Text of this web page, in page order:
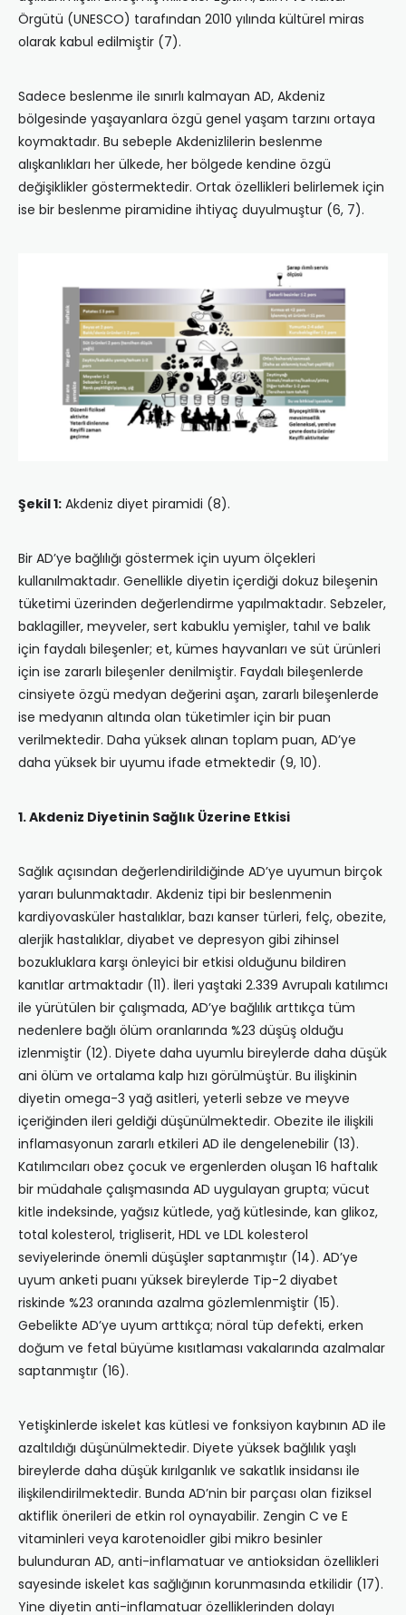
Örgütü (UNESCO) tarafından 2010 yılında kültürel miras
olarak kabul edilmiştir (7).
Sadece beslenme ile sınırlı kalmayan AD, Akdeniz
bölgesinde yaşayanlara özgü genel yaşam tarzını ortaya
koymaktadır. Bu sebeple Akdenizlilerin beslenme
alışkanlıkları her ülkede, her bölgede kendine özgü
değişiklikler göstermektedir. Ortak özellikleri belirlemek için
ise bir beslenme piramidine ihtiyaç duyulmuştur (6, 7).
Şekil 1: Akdeniz diyet piramidi (8).
Bir AD’ye bağlılığı göstermek için uyum ölçekleri
kullanılmaktadır. Genellikle diyetin içerdiği dokuz bileşenin
tüketimi üzerinden değerlendirme yapılmaktadır. Sebzeler,
baklagiller, meyveler, sert kabuklu yemişler, tahıl ve balık
için faydalı bileşenler; et, kümes hayvanları ve süt ürünleri
için ise zararlı bileşenler denilmiştir. Faydalı bileşenlerde
cinsiyete özgü medyan değerini aşan, zararlı bileşenlerde
ise medyanın altında olan tüketimler için bir puan
verilmektedir. Daha yüksek alınan toplam puan, AD’ye
daha yüksek bir uyumu ifade etmektedir (9, 10).
1. Akdeniz Diyetinin Sağlık Üzerine Etkisi
Sağlık açısından değerlendirildiğinde AD’ye uyumun birçok
yararı bulunmaktadır. Akdeniz tipi bir beslenmenin
kardiyovasküler hastalıklar, bazı kanser türleri, felç, obezite,
alerjik hastalıklar, diyabet ve depresyon gibi zihinsel
bozukluklara karşı önleyici bir etkisi olduğunu bildiren
kanıtlar artmaktadır (11). İleri yaştaki 2.339 Avrupalı katılımcı
ile yürütülen bir çalışmada, AD’ye bağlılık arttıkça tüm
nedenlere bağlı ölüm oranlarında %23 düşüş olduğu
izlenmiştir (12). Diyete daha uyumlu bireylerde daha düşük
ani ölüm ve ortalama kalp hızı görülmüştür. Bu ilişkinin
diyetin omega-3 yağ asitleri, yeterli sebze ve meyve
içeriğinden ileri geldiği düşünülmektedir. Obezite ile ilişkili
inflamasyonun zararlı etkileri AD ile dengelenebilir (13).
Katılımcıları obez çocuk ve ergenlerden oluşan 16 haftalık
bir müdahale çalışmasında AD uygulayan grupta; vücut
kitle indeksinde, yağsız kütlede, yağ kütlesinde, kan glikoz,
total kolesterol, trigliserit, HDL ve LDL kolesterol
seviyelerinde önemli düşüşler saptanmıştır (14). AD’ye
uyum anketi puanı yüksek bireylerde Tip-2 diyabet
riskinde %23 oranında azalma gözlemlenmiştir (15).
Gebelikte AD’ye uyum arttıkça; nöral tüp defekti, erken
doğum ve fetal büyüme kısıtlaması vakalarında azalmalar
saptanmıştır (16).
Yetişkinlerde iskelet kas kütlesi ve fonksiyon kaybının AD ile
azaltıldığı düşünülmektedir. Diyete yüksek bağlılık yaşlı
bireylerde daha düşük kırılganlık ve sakatlık insidansı ile
ilişkilendirilmektedir. Bunda AD’nin bir parçası olan fiziksel
aktiflik önerileri de etkin rol oynayabilir. Zengin C ve E
vitaminleri veya karotenoidler gibi mikro besinler
bulunduran AD, anti-inflamatuar ve antioksidan özellikleri
sayesinde iskelet kas sağlığının korunmasında etkilidir (17).
Yine diyetin anti-inflamatuar özelliklerinden dolayı